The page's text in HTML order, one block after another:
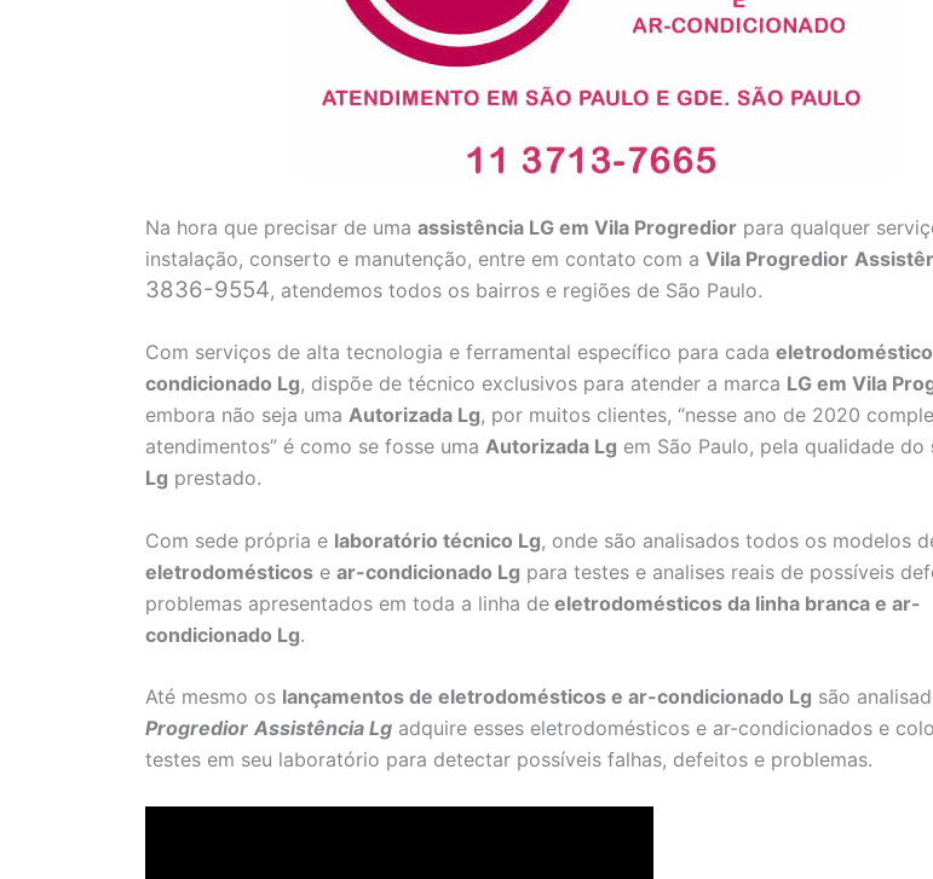
Na hora que precisar de uma assistência LG em Vila Progredior para qualquer
instalação, conserto e manutenção, entre em contato com a Vila Progredior
3836-9554, atendemos todos os bairros e regiões de São Paulo.
Com serviços de alta tecnologia e ferramental específico para cada eletrodoméstico
condicionado Lg, dispõe de técnico exclusivos para atender a marca LG em Vila
embora não seja uma Autorizada Lg, por muitos clientes, “nesse ano de 2020
atendimentos” é como se fosse uma Autorizada Lg em São Paulo, pela qualidade do
Lg prestado.
Com sede própria e laboratório técnico Lg, onde são analisados todos os modelos
eletrodomésticos e ar-condicionado Lg para testes e analises reais de possíveis
problemas apresentados em toda a linha de eletrodomésticos da linha branca e ar-
condicionado Lg.
Até mesmo os lançamentos de eletrodomésticos e ar-condicionado Lg são
Progredior Assistência Lg adquire esses eletrodomésticos e ar-condicionados e
testes em seu laboratório para detectar possíveis falhas, defeitos e problemas.